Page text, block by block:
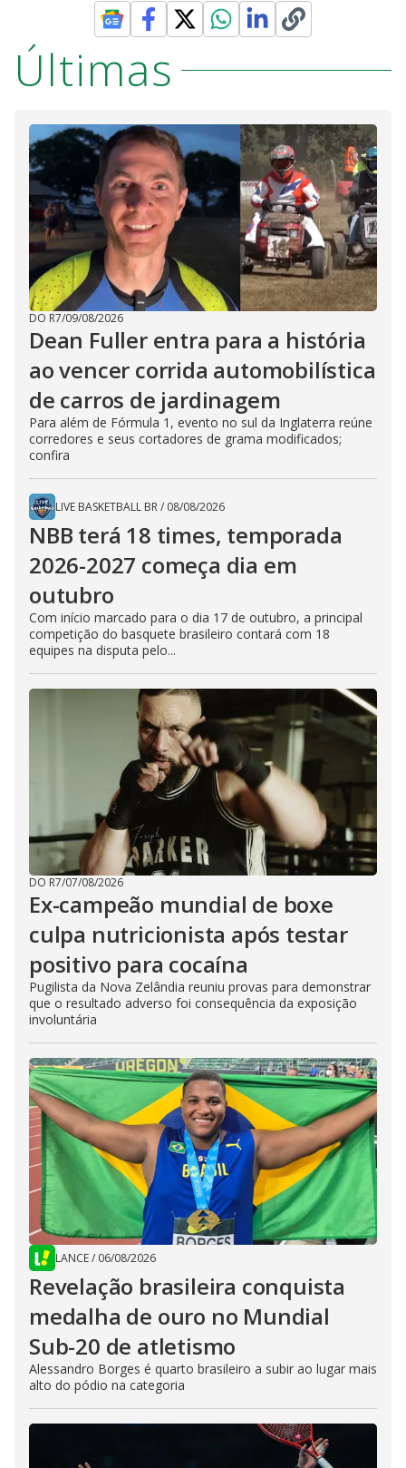
Últimas
DO R7/09/08/2026
Dean Fuller entra para a história
ao vencer corrida automobilística
de carros de jardinagem
Para além de Fórmula 1, evento no sul da Inglaterra reúne
corredores e seus cortadores de grama modificados;
confira
LIVE BASKETBALL BR/ 08/08/2026
NBB terá 18 times, temporada
2026-2027 começa dia em
outubro
Com início marcado para o dia 17 de outubro, a principal
competição do basquete brasileiro contará com 18
equipes na disputa pelo...
DO R7/07/08/2026
Ex-campeão mundial de boxe
culpa nutricionista após testar
positivo para cocaína
Pugilista da Nova Zelândia reuniu provas para demonstrar
que o resultado adverso foi consequência da exposição
involuntária
LANCE/ 06/08/2026
Revelação brasileira conquista
medalha de ouro no Mundial
Sub-20 de atletismo
Alessandro Borges é quarto brasileiro a subir ao lugar mais
alto do pódio na categoria